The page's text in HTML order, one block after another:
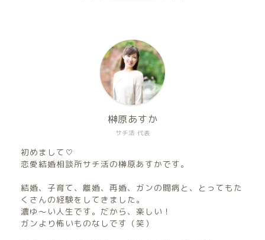
サチ活 代表
榊原あすか
初めまして♡
恋愛結婚相談所サチ活の榊原あすかです。
結婚、子育て、離婚、再婚、ガンの闘病と、とってもた
くさんの経験をしてきました。
濃ゆ〜い人生です。だから、楽しい！
ガンより怖いものなしです（笑）